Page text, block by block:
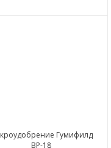
Гумифилд
ВР-18